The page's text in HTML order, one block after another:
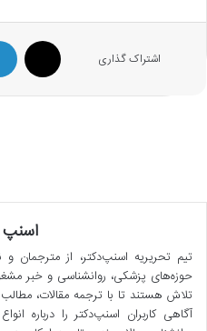
اشتراک گذاری
اسنپ
تیم تحریریه اسنپ‌دکتر، از مترجمان
حوزه‌های پزشکی، روانشناسی و خبر
تلاش هستند تا با ترجمه مقالات، مطالب
آگاهی کاربران اسنپ‌دکتر را درباره